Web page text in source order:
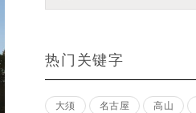
热门关键字
大须 名古屋 高山